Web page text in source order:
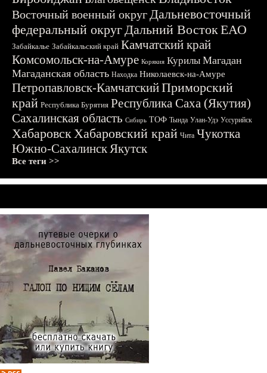
Восточный военный округДальневосточный
федеральный округДальний ВостокЕАО
Забайкалье Забайкальский край Камчатский край
Комсомольск-на-Амуре Корякия Курилы Магадан
Магаданская область Находка Николаевск-на-Амуре
Петропавловск-КамчатскийПриморский
край Республика Бурятия Республика Саха (Якутия)
Сахалинская область Сибирь ТОФ Тында Улан-Удэ Уссурийск
ХабаровскХабаровский край Чита Чукотка
Южно-СахалинскЯкутск
Все теги >>